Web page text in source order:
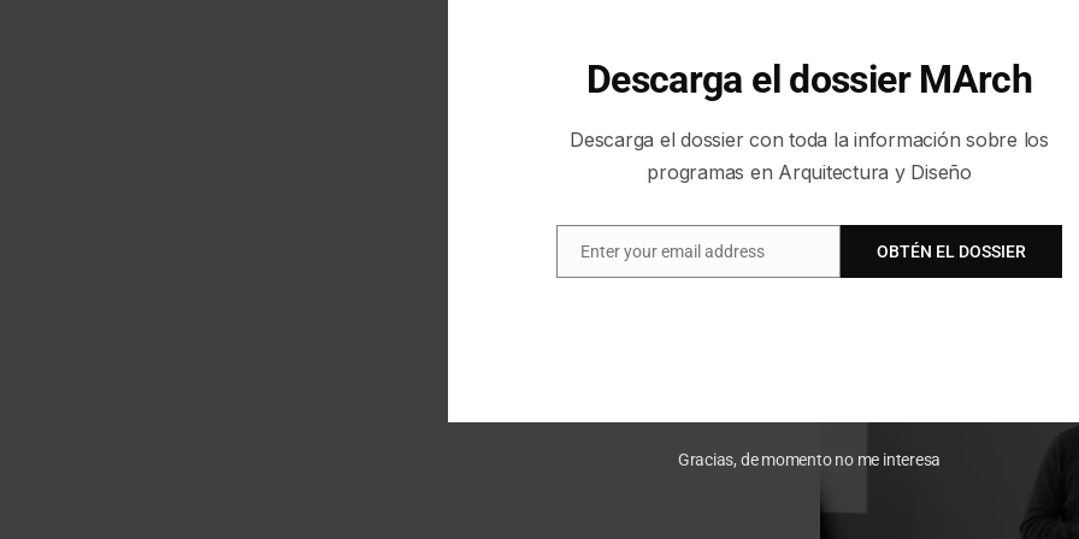
Asatrián es una buena
familiarizarse con los
habilidades para aplicar
editoriales o de cualquier otra
Descarga el dossier MArch
Descarga el dossier con toda la información sobre los
programas en Arquitectura y Diseño
Email
Enter your email address OBTÉN EL DOSSIER
Gracias, de momento no me interesa